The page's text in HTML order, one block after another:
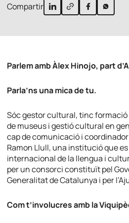
Compartir
Parlem amb Àlex Hinojo, part
Parla’ns una mica de tu.
Sóc gestor cultural, tinc
de museus i gestió cultural en
cap de comunicació i
Ramon Llull, una institució que
internacional de la llengua i
per un consorci constituït pel
Generalitat de Catalunya i per
Com t’involucres amb la